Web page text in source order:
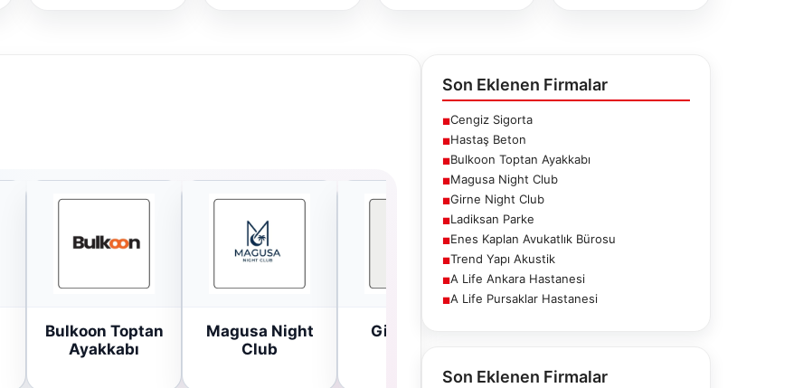
Bulkoon Toptan
Ayakkabı
Magusa Night
Club
Girne Night
Son Eklenen Firmalar
■Cengiz Sigorta
■Hastaş Beton
■Bulkoon Toptan Ayakkabı
■Magusa Night Club
■Girne Night Club
■Ladiksan Parke
■Enes Kaplan Avukatlık Bürosu
■Trend Yapı Akustik
■A Life Ankara Hastanesi
■A Life Pursaklar Hastanesi
Son Eklenen Firmalar